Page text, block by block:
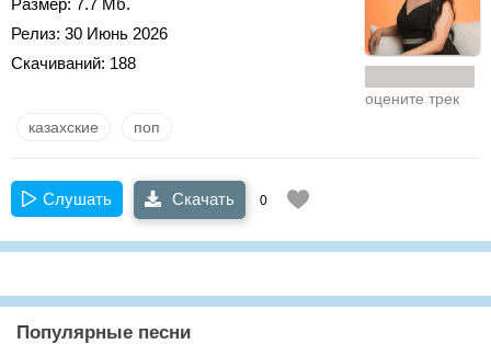
Размер: 7.7 Мб.
Релиз: 30 Июнь 2026
Скачиваний: 188
оцените трек
казахские поп
Слушать Скачать 0
Популярные песни